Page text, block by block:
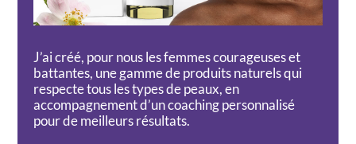
J’ai créé, pour nous les femmes courageuses et
battantes, une gamme de produits naturels qui
respecte tous les types de peaux, en
accompagnement d’un coaching personnalisé
pour de meilleurs résultats.